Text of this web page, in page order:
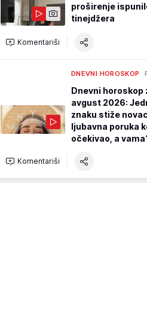
proširenje
tinejdžera
Komentariši
DNEVNI HOROSKOP
Dnevni horoskop
avgust 2026:
znaku stiže
ljubavna poruka
očekivao, a
Komentariši